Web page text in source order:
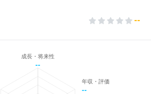
--
成長・将来性
--
年収・評価
--